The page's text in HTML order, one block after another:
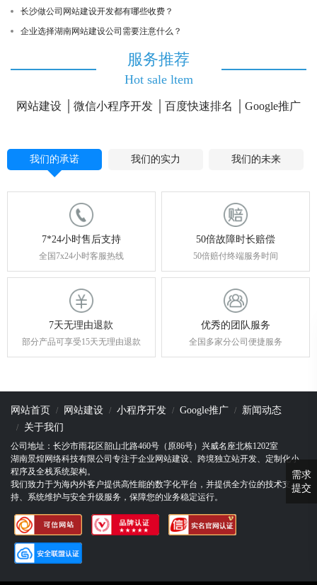
长沙做公司网站建设开发都有哪些收费？
企业选择湖南网站建设公司需要注意什么？
服务推荐
Hot sale ltem
网站建设 微信小程序开发 百度快速排名 Google推广
我们的承诺 我们的实力 我们的未来
7*24小时售后支持
全国7x24小时客服热线
50倍故障时长赔偿
50倍赔付终端服务时间
7天无理由退款
部分产品可享受15天无理由退款
优秀的团队服务
全国多家分公司便捷服务
网站首页 网站建设 小程序开发 Google推广
新闻动态
关于我们
公司地址：长沙市雨花区韶山北路460号（原86号）兴威名座北栋1202室
湖南景煌网络科技有限公司专注于企业网站建设、跨境独立站开发、定制化小
程序及全栈系统架构。
我们致力于为海内外客户提供高性能的数字化平台，并提供全方位的技术支
持、系统维护与安全升级服务，保障您的业务稳定运行。
需求
提交